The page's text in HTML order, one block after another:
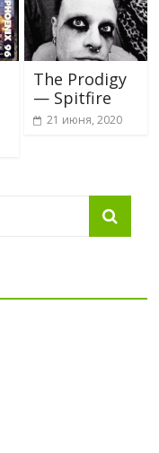
The Prodigy
— Spitfire
21 июня, 2020